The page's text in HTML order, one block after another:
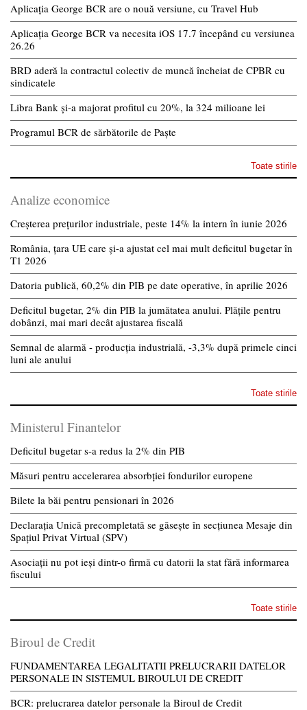
Aplicația George BCR are o nouă versiune, cu Travel Hub
Aplicația George BCR va necesita iOS 17.7 începând cu versiunea
26.26
BRD aderă la contractul colectiv de muncă încheiat de CPBR cu
sindicatele
Libra Bank și-a majorat profitul cu 20%, la 324 milioane lei
Programul BCR de sărbătorile de Paște
Toate stirile
Analize economice
Creșterea prețurilor industriale, peste 14% la intern în iunie 2026
România, țara UE care și-a ajustat cel mai mult deficitul bugetar în
T1 2026
Datoria publică, 60,2% din PIB pe date operative, în aprilie 2026
Deficitul bugetar, 2% din PIB la jumătatea anului. Plățile pentru
dobânzi, mai mari decât ajustarea fiscală
Semnal de alarmă - producția industrială, -3,3% după primele cinci
luni ale anului
Toate stirile
Ministerul Finantelor
Deficitul bugetar s-a redus la 2% din PIB
Măsuri pentru accelerarea absorbției fondurilor europene
Bilete la băi pentru pensionari în 2026
Declarația Unică precompletată se găsește în secțiunea Mesaje din
Spațiul Privat Virtual (SPV)
Asociații nu pot ieși dintr-o firmă cu datorii la stat fără informarea
fiscului
Toate stirile
Biroul de Credit
FUNDAMENTAREA LEGALITATII PRELUCRARII DATELOR
PERSONALE IN SISTEMUL BIROULUI DE CREDIT
BCR: prelucrarea datelor personale la Biroul de Credit